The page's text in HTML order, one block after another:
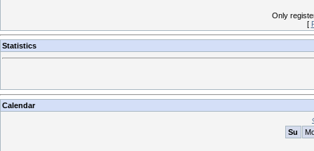
Only
[
Statistics
Calendar
Su